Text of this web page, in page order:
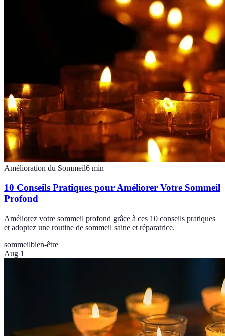
Amélioration du Sommeil6 min
10 Conseils Pratiques pour Améliorer Votre Sommeil
Profond
Améliorez votre sommeil profond grâce à ces 10 conseils pratiques
et adoptez une routine de sommeil saine et réparatrice.
sommeilbien-être
Aug 1